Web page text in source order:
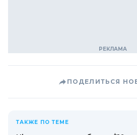
ПОДЕЛИТЬСЯ
ТАКЖЕ ПО ТЕМЕ